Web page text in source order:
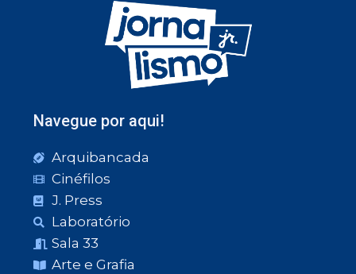
Navegue por aqui!
Arquibancada
Cinéfilos
J. Press
Laboratório
Sala 33
Arte e Grafia